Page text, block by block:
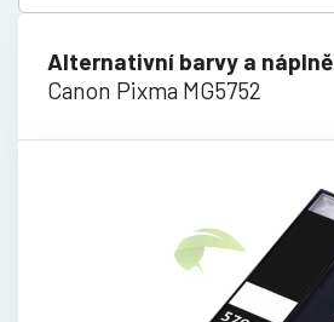
Alternativní barvy a náplně
Canon Pixma MG5752